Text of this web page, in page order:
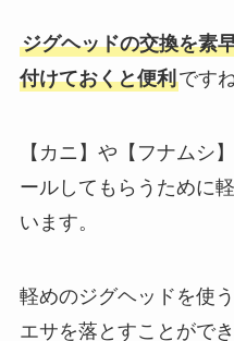
ジグヘッドの交換を素
付けておくと便利ですね
【カニ】や【フナムシ
ールしてもらうために
います。
軽めのジグヘッドを使
エサを落とすことができ